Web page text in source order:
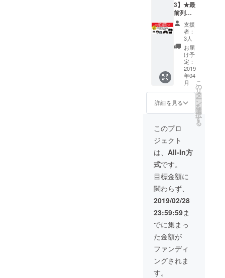
曜日・
新宿ロ
フトプ
ラスワ
ンで開
催予定
・2016
年8月か
ら1年分
のタ
ブーな
ワイド
ショー
ンネル
分の
「音
源」 ・
オリジ
ナル扇
子
（21cm
30間(片
ミニタ
オル
（約
W200×
H200m
m 綿
100％）
3】★最
前列＆
当日
チェキ
撮影会
(サイ
ン)★ 新
宿ロフ
トプラ
スワン
限定イ
ベント
ご招待&
新グッ
ズフル
コンプ
★久田
将義、
吉田豪
のサイ
ン色紙
とラン
ダム
チェキ
１枚付
き★ ・
5月の土
曜日・
新宿ロ
フトプ
ラスワ
ンで開
催予定
支援
者：
3人
お届
け予
定：
2019
年04
月
詳細を見る
こ
の
リ
タ
ー
ン
を
選
択
す
る
このプロ
ジェクト
は、 All-In方
式です。
目標金額に
関わらず、
2019/02/28
23:59:59ま
でに集まっ
た金額が
ファンディ
ングされま
す。